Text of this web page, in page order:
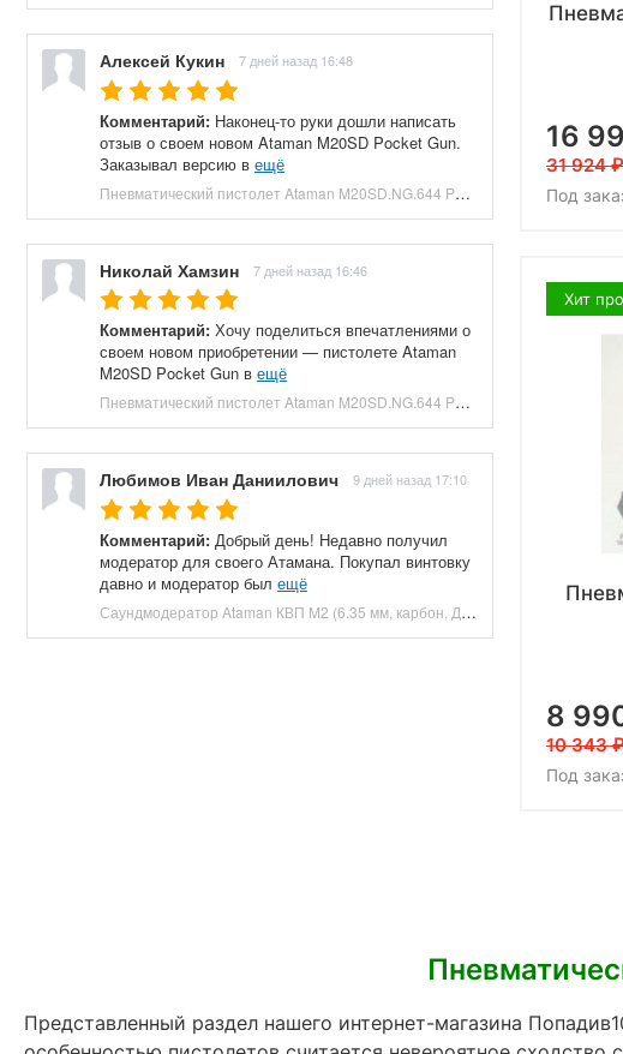
Алексей Кукин 7 дней назад 16:48
Комментарий: Наконец-то руки дошли написать
отзыв о своем новом Ataman M20SD Pocket Gun.
Заказывал версию в ещё
Пневматический пистолет Ataman M20SD.NG.644 Pocket Gun 6.35 мм (приклад, полнотел, бук, зеленый) купить в Москве и СПБ, цена 130000 руб. Доставка по РФ!
Николай Хамзин 7 дней назад 16:46
Комментарий: Хочу поделиться впечатлениями о
своем новом приобретении — пистолете Ataman
M20SD Pocket Gun в ещё
Пневматический пистолет Ataman M20SD.NG.644 Pocket Gun 6.35 мм (приклад, полнотел, бук, красный) купить в Москве и СПБ, цена 130000 руб. Доставка по РФ!
Любимов Иван Даниилович 9 дней назад 17:10
Комментарий: Добрый день! Недавно получил
модератор для своего Атамана. Покупал винтовку
давно и модератор был ещё
Саундмодератор Ataman КВП M2 (6.35 мм, карбон, ДТК) купить в Москве и СПБ, цена 12210 руб. Доставка по РФ!
16
31 924
Под
Хит
8
10 343
Под
Представленный раздел нашего интернет-магазина